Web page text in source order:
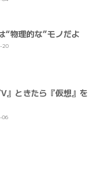
“物理的な”モノだよ
20
』ときたら『仮想』を
06